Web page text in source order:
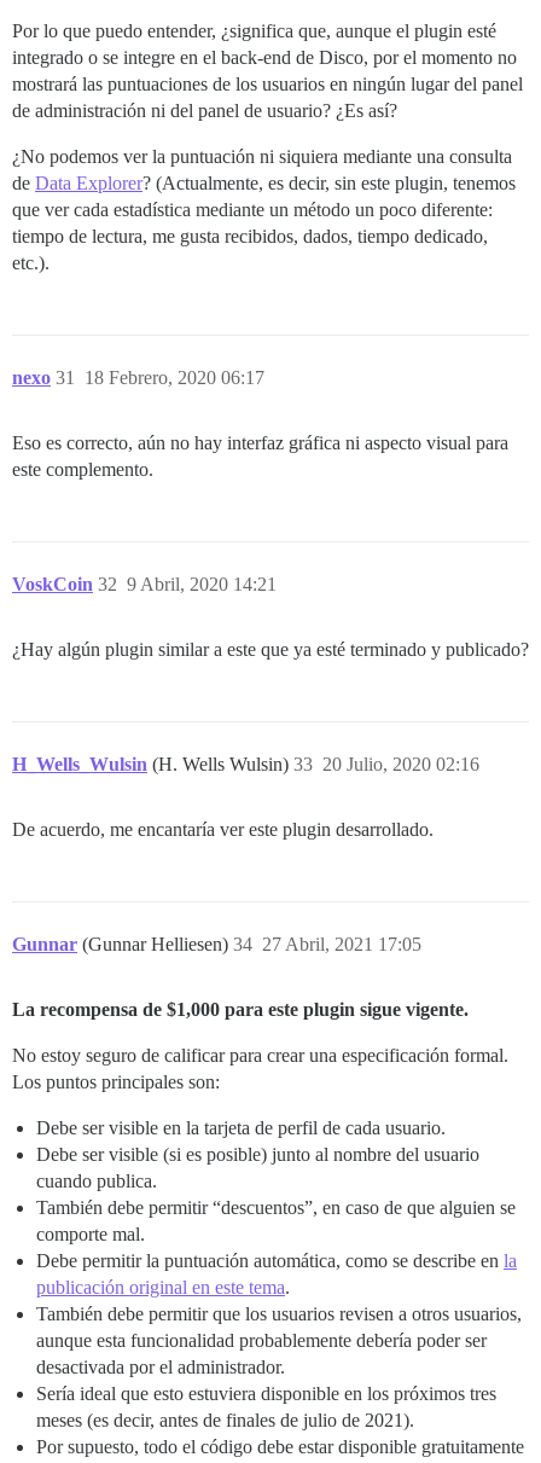
Por lo que puedo entender, ¿significa que, aunque el plugin esté
integrado o se integre en el back-end de Disco, por el momento no
mostrará las puntuaciones de los usuarios en ningún lugar del panel
de administración ni del panel de usuario? ¿Es así?
¿No podemos ver la puntuación ni siquiera mediante una consulta
de Data Explorer? (Actualmente, es decir, sin este plugin, tenemos
que ver cada estadística mediante un método un poco diferente:
tiempo de lectura, me gusta recibidos, dados, tiempo dedicado,
etc.).
nexo 18 Febrero, 2020 06:17
31
Eso es correcto, aún no hay interfaz gráfica ni aspecto visual para
este complemento.
VoskCoin 9 Abril, 2020 14:21
32
¿Hay algún plugin similar a este que ya esté terminado y publicado?
H_Wells_Wulsin (H. Wells Wulsin) 20 Julio, 2020 02:16
33
De acuerdo, me encantaría ver este plugin desarrollado.
Gunnar (Gunnar Helliesen) 27 Abril, 2021 17:05
34
La recompensa de $1,000 para este plugin sigue vigente.
No estoy seguro de calificar para crear una especificación formal.
Los puntos principales son:
Debe ser visible en la tarjeta de perfil de cada usuario.
Debe ser visible (si es posible) junto al nombre del usuario
cuando publica.
También debe permitir “descuentos”, en caso de que alguien se
comporte mal.
Debe permitir la puntuación automática, como se describe en la
publicación original en este tema.
También debe permitir que los usuarios revisen a otros usuarios,
aunque esta funcionalidad probablemente debería poder ser
desactivada por el administrador.
Sería ideal que esto estuviera disponible en los próximos tres
meses (es decir, antes de finales de julio de 2021).
Por supuesto, todo el código debe estar disponible gratuitamente